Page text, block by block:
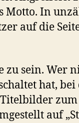
Motto. In
auf die
zu sein. Wer
hat, bei
zum
auf